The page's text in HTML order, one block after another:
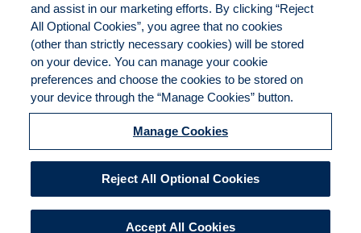
DisclaimerLegal Notices Your Privacy Rights
Do Not Sell/Share/Limit DisclosureManage CookiesCookies Policy
Commitment to EEO
division of ECC Insurance Brokers, LLC. All rights reserved
and assist in our marketing efforts. By clicking “Reject
All Optional Cookies”, you agree that no cookies
(other than strictly necessary cookies) will be stored
on your device. You can manage your cookie
preferences and choose the cookies to be stored on
your device through the “Manage Cookies” button.
Manage Cookies
Reject All Optional Cookies
Accept All Cookies